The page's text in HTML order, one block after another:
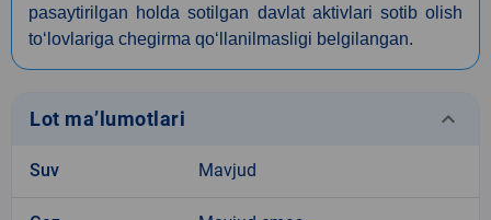
pasaytirilgan holda sotilgan davlat aktivlari sotib olish
to‘lovlariga chegirma qo‘llanilmasligi belgilangan.
Lot ma’lumotlari keyboard_arrow_down
Suv Mavjud